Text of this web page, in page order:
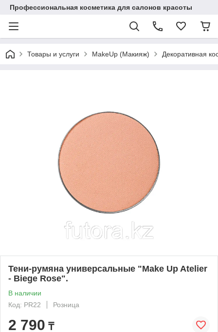
Профессиональная косметика для салонов красоты
Товары и услуги MakeUp (Макияж) Декоративная
Тени-румяна универсальные "Make Up Atelier
- Biege Rose".
В наличии
Код: PR22
Розница
2 790 ₸